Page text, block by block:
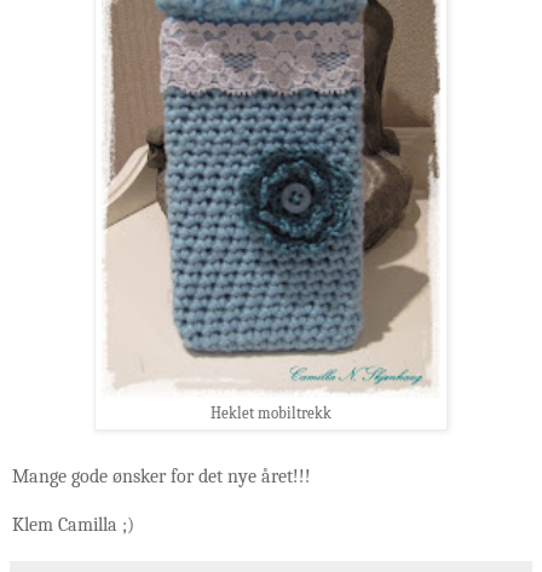
Heklet mobiltrekk
Mange gode ønsker for det nye året!!!
Klem Camilla ;)